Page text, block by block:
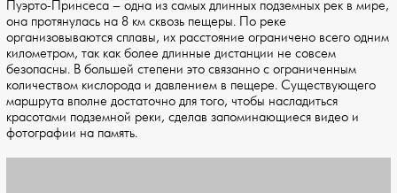
Пуэрто-Принсеса – одна из самых длинных подземных рек в мире,
она протянулась на 8 км сквозь пещеры. По реке
организовываются сплавы, их расстояние ограничено всего одним
километром, так как более длинные дистанции не совсем
безопасны. В большей степени это связанно с ограниченным
количеством кислорода и давлением в пещере. Существующего
маршрута вполне достаточно для того, чтобы насладиться
красотами подземной реки, сделав запоминающиеся видео и
фотографии на память.